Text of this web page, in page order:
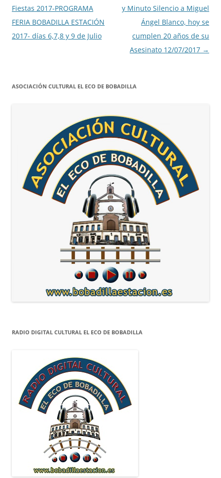
de
entradas
Fiestas 2017-PROGRAMA
FERIA BOBADILLA ESTACIÓN
2017- días 6,7,8 y 9 de Julio
y Minuto Silencio a Miguel
Ángel Blanco, hoy se
cumplen 20 años de su
Asesinato 12/07/2017 →
ASOCIACIÓN CULTURAL EL ECO DE BOBADILLA
RADIO DIGITAL CULTURAL EL ECO DE BOBADILLA